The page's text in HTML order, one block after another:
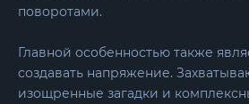
поворотами.
Главной особенностью также
создавать напряжение.
изощренные загадки и